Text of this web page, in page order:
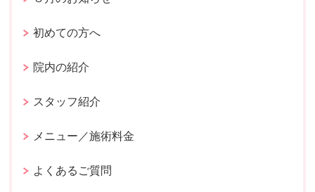
初めての方へ
院内の紹介
スタッフ紹介
メニュー／施術料金
よくあるご質問